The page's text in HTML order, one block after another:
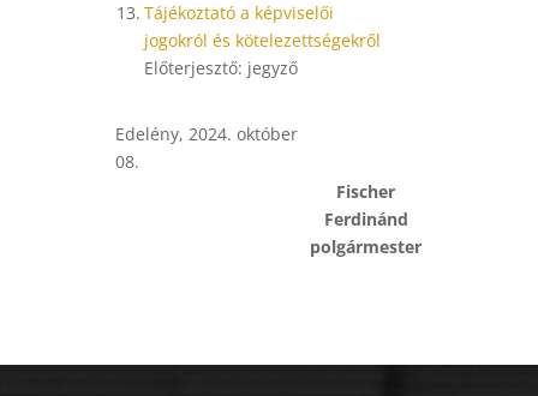
13. Tájékoztató a képviselői
jogokról és kötelezettségekről
Előterjesztő: jegyző
Edelény, 2024. október
08.
Fischer
Ferdinánd
polgármester